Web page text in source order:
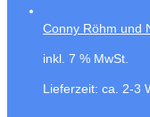
Conny Röhm und
inkl. 7 % MwSt.
Lieferzeit: ca. 2-3